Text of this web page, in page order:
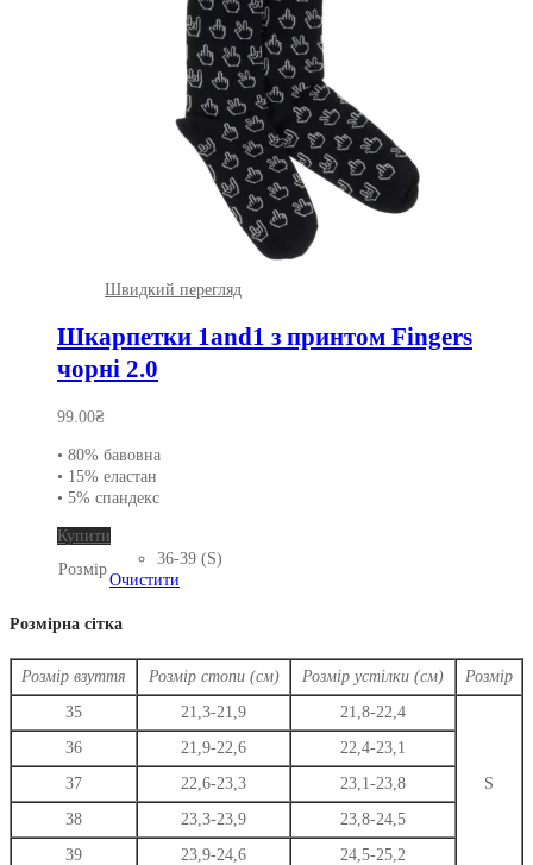
Швидкий перегляд
Шкарпетки 1and1 з принтом Fingers
чорні 2.0
99.00₴
• 80% бавовна
• 15% еластан
• 5% спандекс
Купити
товар
має
варіантів.
можна
вибрати
сторінці
Розмір
36-39 (S)
Очистити
Розмірна сітка
Розмір взуття Розмір стопи (см) Розмір устілки (см)
Розмір
35
21,3-21,9 21,8-22,4
S
36 21,9-22,6
22,4-23,1
37
22,6-23,3
23,1-23,8
38
23,3-23,9
23,8-24,5
39
23,9-24,6
24,5-25,2